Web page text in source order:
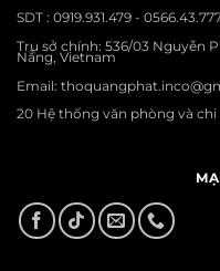
SDT : 0919.931.479 -
Trụ sở chính: 536/03 Nguyễn
Nẵng, Vietnam
Email:
20 Hệ thống văn phòng và